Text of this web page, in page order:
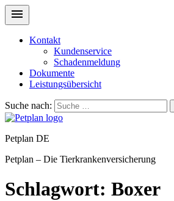
Kontakt
Kundenservice
Schadenmeldung
Dokumente
Leistungsübersicht
Suche nach:
Petplan DE
Petplan – Die Tierkrankenversicherung
Schlagwort: Boxer